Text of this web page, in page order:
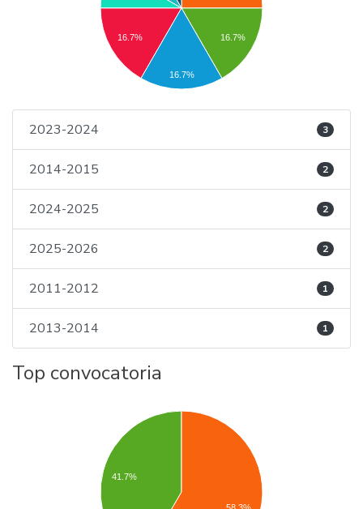
16.7%
16.7%
16.7%
2023-2024 3
2014-2015 2
2024-2025 2
2025-2026 2
2011-2012 1
2013-2014 1
Top convocatoria
41.7%